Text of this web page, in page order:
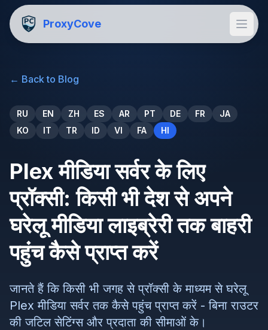
ProxyCove
← Back to Blog
RU EN ZH ES AR PT DE FR
JA
KO
IT TR ID VI FA HI
Plex मीडिया सर्वर के लिए
प्रॉक्सी: किसी भी देश से अपने
घरेलू मीडिया लाइब्रेरी तक बाहरी
पहुंच कैसे प्राप्त करें
जानते हैं कि किसी भी जगह से प्रॉक्सी के माध्यम से घरेलू
Plex मीडिया सर्वर तक कैसे पहुंच प्राप्त करें - बिना राउटर
की जटिल सेटिंग्स और प्रदाता की सीमाओं के।